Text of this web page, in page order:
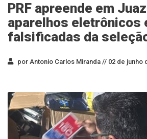
PRF apreende em
aparelhos eletrônicos
falsificadas da
por Antonio Carlos Miranda // 02 de junho